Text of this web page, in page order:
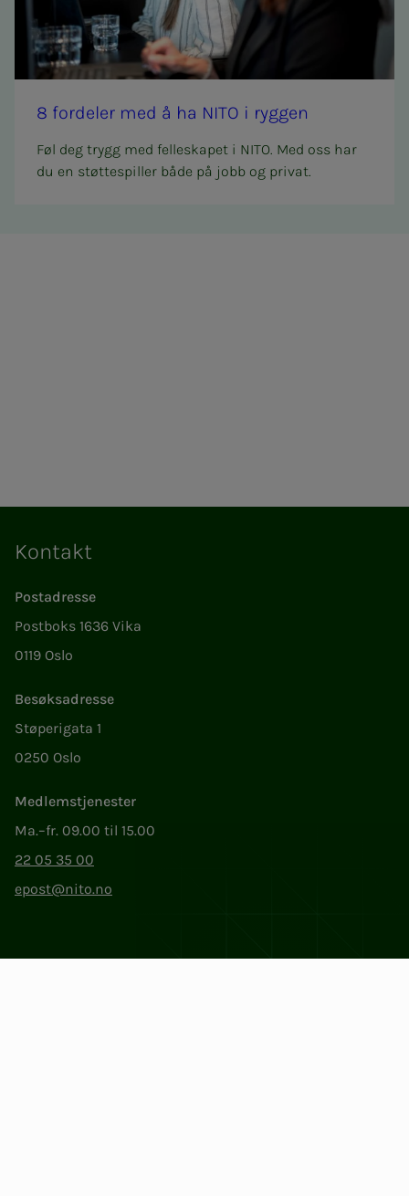
8 for­­­de­­­ler med å ha NITO i ryg­­­gen
Føl deg trygg med felleskapet i NITO. Med oss har
du en støttespiller både på jobb og privat.
Kontakt
Postadresse
Postboks 1636 Vika
0119 Oslo
Besøksadresse
Støperigata 1
0250 Oslo
Medlemstjenester
Ma.–fr. 09.00 til 15.00
22 05 35 00
epost@nito.no